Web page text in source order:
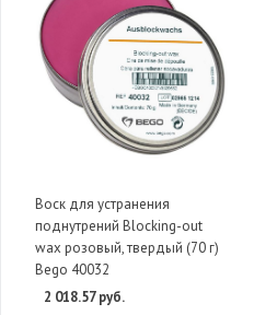
Воск для устранения
поднутрений Blocking-out
wax розовый, твердый (70 г)
Bego 40032
2 018.57 руб.